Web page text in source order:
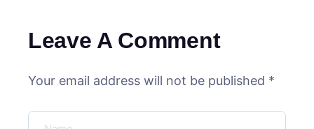
Leave A Comment
Your email address will not be published *